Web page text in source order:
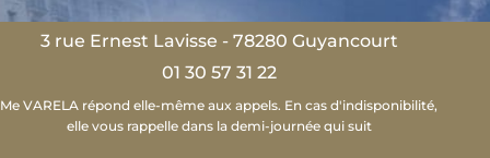
3 rue Ernest Lavisse - 78280 Guyancourt
01 30 57 31 22
Me VARELA répond elle-même aux appels. En cas d'indisponibilité,
elle vous rappelle dans la demi-journée qui suit